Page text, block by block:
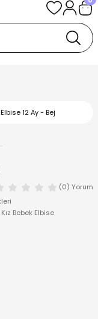
12 Ay - Bej
(0) Yorum
Kız Bebek Elbise